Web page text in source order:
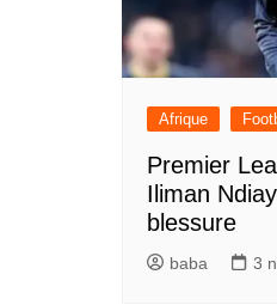
Afrique
Premier
Iliman
blessure
baba 3